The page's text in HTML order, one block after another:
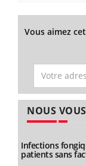
Vous aimez
NOUS
Infections
patients sans